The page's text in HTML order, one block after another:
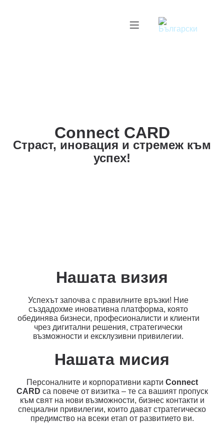
Connect CARD
Страст, иновация и стремеж към
успех!
Нашата визия
Успехът започва с правилните връзки! Ние
създадохме иновативна платформа, която
обединява бизнеси, професионалисти и клиенти
чрез дигитални решения, стратегически
възможности и ексклузивни привилегии.
Нашата мисия
Персоналните и корпоративни карти Connect
CARD са повече от визитка – те са вашият пропуск
към свят на нови възможности, бизнес контакти и
специални привилегии, които дават стратегическо
предимство на всеки етап от развитието ви.